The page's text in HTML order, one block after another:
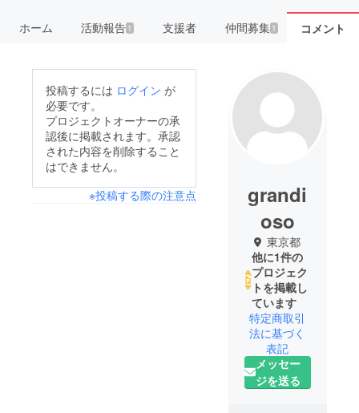
ホーム 活動報告1 支援者 仲間募集 1 コメント
投稿するには ログイン が
必要です。
プロジェクトオーナーの承
認後に掲載されます。承認
された内容を削除すること
はできません。
※投稿する際の注意点
grandi
oso
東京都
他に1件の
プロジェク
トを掲載し
ています
特定商取引
法に基づく
表記
メッセー
ジを送る